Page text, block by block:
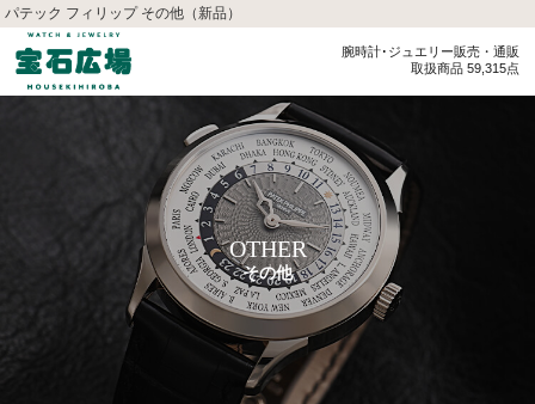
パテック フィリップ その他（新品）
腕時計･ジュエリー販売・通販
取扱商品 59,315点
OTHER
その他